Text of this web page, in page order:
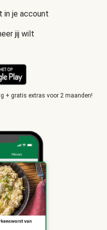
in je account
jij wilt
+ gratis extras voor 2 maanden!